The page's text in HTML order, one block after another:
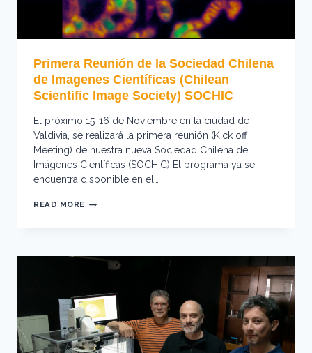
Primera Reunión de la Sociedad Chilena
de Imagenes Científicas (Chilean
Scientific Image Society) SOCHIC
El próximo 15-16 de Noviembre en la ciudad de
Valdivia, se realizará la primera reunión (Kick off
Meeting) de nuestra nueva Sociedad Chilena de
Imágenes Científicas (SOCHIC) El programa ya se
encuentra disponible en el…
READ MORE PRIMERA
CHILENA
CIENTÍFICAS
(CHILEAN
SCIENTIFIC
IMAGE
SOCIETY)
SOCHIC